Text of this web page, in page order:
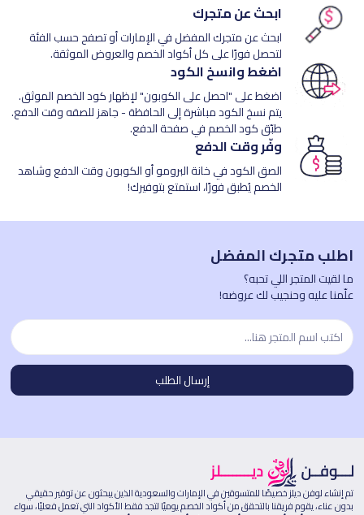
ابحث عن متجرك
ابحث عن متجرك المفضل في الإمارات أو تصفح حسب الفئة
لتحصل فورًا على كل أكواد الخصم والعروض الموثقة.
اضغط وانسخ الكود
اضغط على "احصل على الكوبون" لإظهار كود الخصم الموثق.
يتم نسخ الكود مباشرة إلى الحافظة - جاهز للصقه وقت الدفع.
طبّق كود الخصم في صفحة الدفع.
وفّر وقت الدفع
الصق الكود في خانة البرومو أو الكوبون وقت الدفع وشاهد
الخصم يُطبق فورًا، استمتع بتوفيرك!
اطلب متجرك المفضل
ما لقيت المتجر اللي تحبه؟
علّمنا عليه وحنجيب لك عروضه!
تم إنشاء لوفن ديلز خصيصًا للمتسوقين في الإمارات والسعودية الذين يبحثون عن توفير حقيقي
بدون عناء، يقوم فريقنا بالتحقق من أكواد الخصم يوميًا لتجد فقط الأكواد التي تعمل فعليًا، سواء